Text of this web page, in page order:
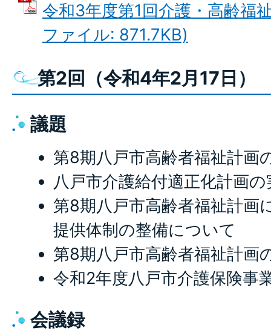
令和3年度第1回介護・高齢福
ファイル: 871.7KB)
第2回（令和4年2月17日）
議題
第8期八戸市高齢者福祉計画
八戸市介護給付適正化計画
第8期八戸市高齢者福祉計画
提供体制の整備について
第8期八戸市高齢者福祉計画
令和2年度八戸市介護保険事
会議録